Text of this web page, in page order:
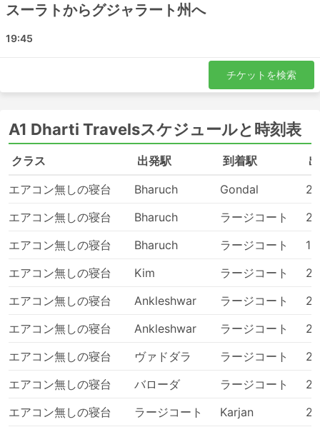
バスのチケットは、航空券や高速鉄道のチケットに比
べて、手頃な価格で購入できます。チケットのクラス
く、最高の快適さとは言えませんが、目的地まで運ん
でくれることを優先すれば許容範囲です。長距離路線
に含まれています。
ビジネスクラス並みの座席を提供し、広く柔らかいリ
クライニングシート、毛布、少ない乗客数、その他多
くの特典があり、快適な旅ができます。
新しい都市間バスターミナルは、都市部での混雑を避
けるために郊外にあるケースが多く、降車後に不便な
可能性があります。
限があり、特別な運送業者を使わないと入場できない
また、ラッシュアワーに移動する場合（特に出発地
の交通事情に慣れていない場合）は、時間に余裕を持
って行動しましょう。
バスは、電車や飛行機よりも高頻度で予定が狂う交通
スーラトからグジャラート州へ
19:45
チケットを検索
A1 Dharti Travelsスケジュールと時刻表
クラス 出発駅 到着駅
エアコン無しの寝台
Bharuch Gondal
エアコン無しの寝台
Bharuch ラージコート
エアコン無しの寝台
Bharuch ラージコート
エアコン無しの寝台
Kim ラージコート
エアコン無しの寝台
Ankleshwar ラージコート
エアコン無しの寝台
Ankleshwar ラージコート
エアコン無しの寝台
ヴァドダラ ラージコート
エアコン無しの寝台
バローダ ラージコート
エアコン無しの寝台
ラージコート Karjan